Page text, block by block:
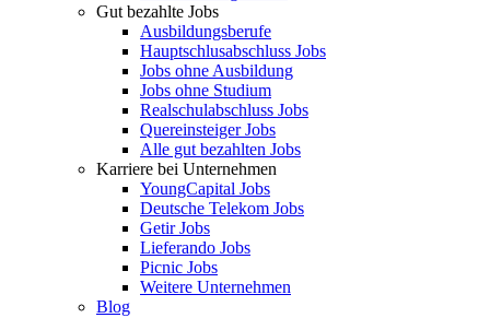
Gut bezahlte Jobs
Ausbildungsberufe
Hauptschlusabschluss Jobs
Jobs ohne Ausbildung
Jobs ohne Studium
Realschulabschluss Jobs
Quereinsteiger Jobs
Alle gut bezahlten Jobs
Karriere bei Unternehmen
YoungCapital Jobs
Deutsche Telekom Jobs
Getir Jobs
Lieferando Jobs
Picnic Jobs
Weitere Unternehmen
Blog